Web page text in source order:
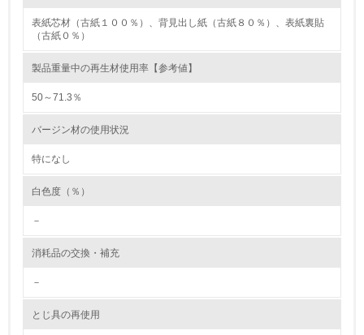
5.
かしている
従業員が環境方針に基づいて自分の業務の中で行うべき環
→ 導入している規格名 ISO 14001
第三者認証を取得している
表紙芯材（古紙１００％）、背見出し紙（古紙８０％）、表紙裏貼
（古紙０％）
製品重量中の再生材使用率【参考値】
50～71.3％
バージン材の使用状況
特になし
白色度（％）
－
消耗品の交換・補充
－
とじ具の再使用